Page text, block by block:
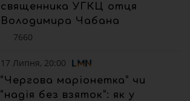
священника УГКЦ отця
Володимира Чабана
7660
17 Липня, 20:00
“Чергова маріонетка” чи
“надія без взяток”: як у